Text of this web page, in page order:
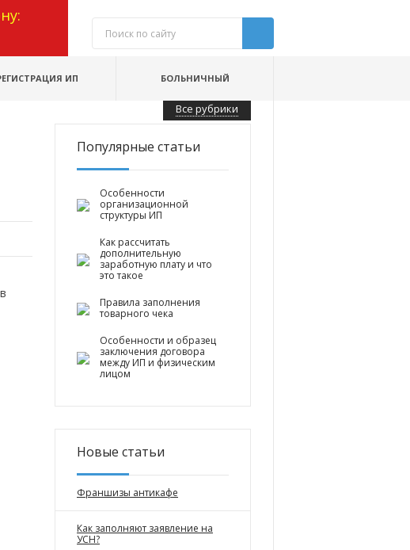
ИП БОЛЬНИЧНЫЙ
Все рубрики
Популярные статьи
Особенности
организационной
структуры ИП
Как рассчитать
дополнительную
заработную плату и что
это такое
Правила заполнения
товарного чека
Особенности и образец
заключения договора
между ИП и физическим
лицом
Новые статьи
Франшизы антикафе
Как заполняют заявление на
УСН?